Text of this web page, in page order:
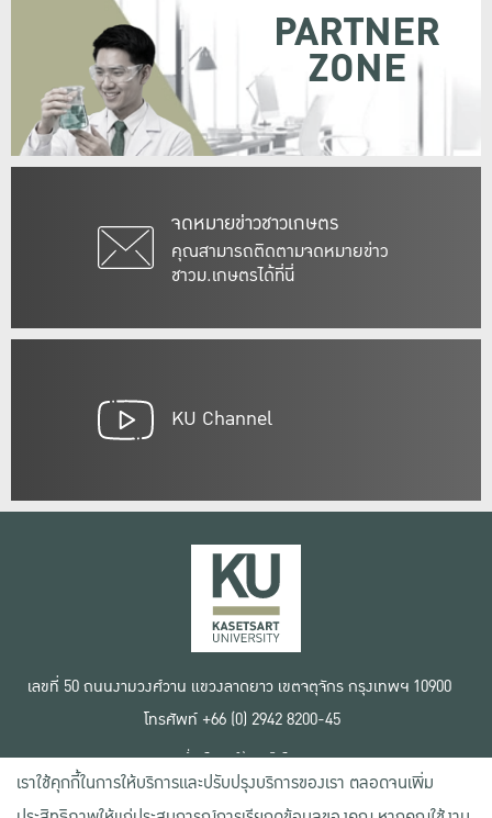
จดหมายข่าวชาวเกษตร
คุณสามารถติดตามจดหมายข่าว
ชาวม.เกษตรได้ที่นี่
PARTNER
ZONE
KU Channel
เลขที่ 50 ถนนงามวงศ์วาน แขวงลาดยาว เขตจตุจักร กรุงเทพฯ 10900
โทรศัพท์ +66 (0) 2942 8200-45
เงื่อนไขการใช้งานเว็บไซต์
ข้อตกลงด้านสิทธิ์ใช้งาน
นโยบายความเป็นส่วนตัว
เราใช้คุกกี้ในการให้บริการและปรับปรุงบริการของเรา ตลอดจนเพิ่ม